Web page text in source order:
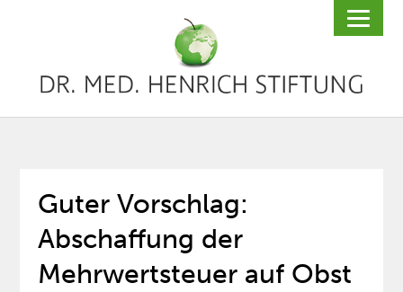
Guter Vorschlag:
Abschaffung der
Mehrwertsteuer auf Obst